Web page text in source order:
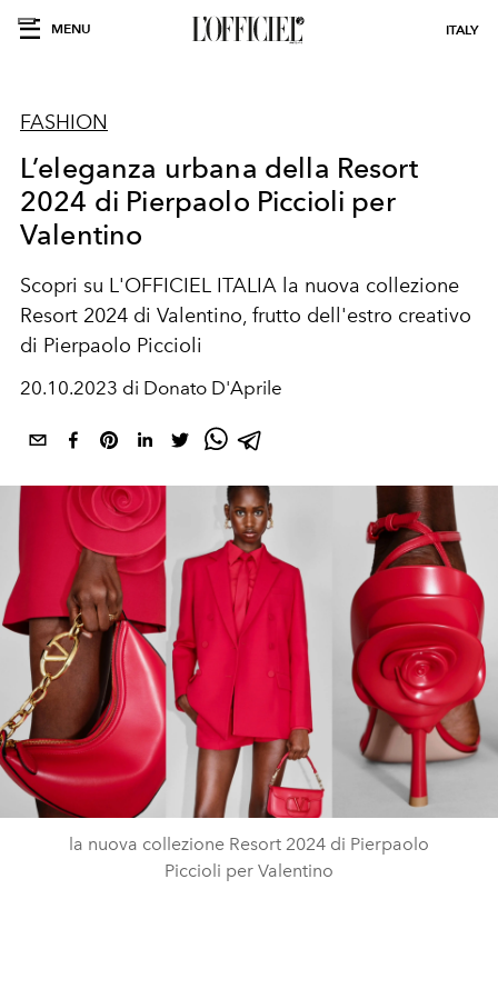
MENU ITALY
FASHION
L’eleganza urbana della Resort
2024 di Pierpaolo Piccioli per
Valentino
Scopri su L'OFFICIEL ITALIA la nuova collezione
Resort 2024 di Valentino, frutto dell'estro creativo
di Pierpaolo Piccioli
20.10.2023 di Donato D'Aprile
la nuova collezione Resort 2024 di Pierpaolo
Piccioli per Valentino